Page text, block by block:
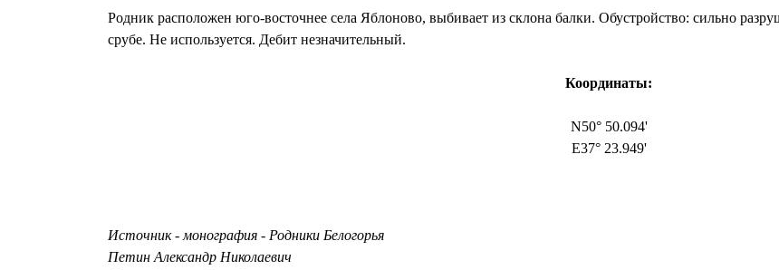
Родник расположен юго-восточнее села Яблоново, выбивает из склона балки. Обустройство: сильно
срубе. Не используется. Дебит незначительный.
Координаты:
N50° 50.094'
E37° 23.949'
Источник - монография - Родники Белогорья
Петин Александр Николаевич